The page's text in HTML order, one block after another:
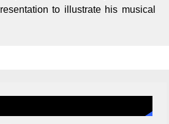
to illustrate his musical